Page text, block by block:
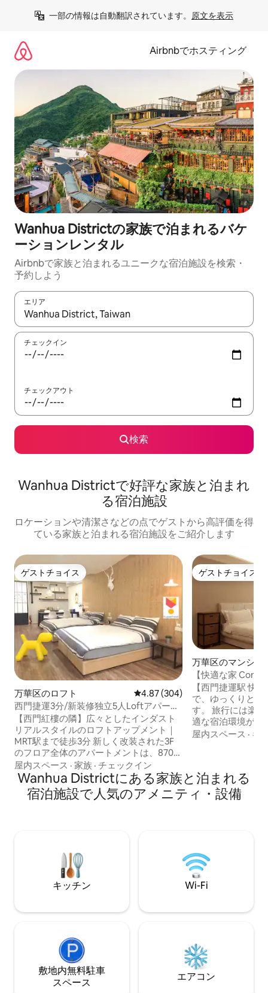
一部の情報は自動翻訳されています。 原文を表示
Airbnbでホスティング
Wanhua Districtの家族で泊まれるバケ
ーションレンタル
Airbnbで家族と泊まれるユニークな宿泊施設を検索・
予約しよう
エリア
検索結果が表示されたら、上下の矢印キーを使って移動するか
チェックイン
チェックアウト
検索
Wanhua Districtで好評な家族と泊まれ
る宿泊施設
ロケーションや清潔さなどの点でゲストから高評価を得
ている家族と泊まれる宿泊施設をご紹介します
ゲストチョイス
ゲストチョイス
万華区のロフト レビュー304件、5つ星中4.87つ
4.87 (304)
西門捷運3分/新装修独立5人Loftアパー
ト/3ベッドスペース超大！
【西門紅樓の隣】広々としたインダスト
リアルスタイルのロフトアップメント｜
MRT駅まで徒歩3分 新しく改装された3F
のフロア全体のアパートメントは、870平
方フィート（約24坪）の広いスペースを
備え、ロフトデザイン（メゾネットでは
ありません）です。 🏠 空間と設備： • 超
大型レイアウト：ダブルベッド2台 + ダブ
を使用しており（ガスなし）、安全で安
心です。 • トップクラスの設備：ウォシ
ュレットトイレ、RO浄水器、電子レン
ジ、エアコン、除湿機。 • エンターテイ
ーネットTV（Disney+、YouTube
際規格のコンセントとUSBポートを提供
し、掛け布団とタオルは定期的に交換し
て新品同様に保ちます。 📍 絶好のロケー
ション： • 地下鉄駅の近く：西門地下鉄
駅まで徒歩わずか3分（250メートル）。
屋内スペース · 家族 · チェックイン
ゲストチョイス
ゲストチョイス
万華区のマンショ
ト
【快適な家
屋 エレベーター
機/WIFI/西門駅か
【西門捷運駅 快
で、ゆっくりとお
す。 旅行には楽
適な宿泊環境が必
降、ソファベッド
追加料金がかかり
でです •追加人数
料金がかかります 【無料のポータブル
いただけます。ホ
をクリックすると
の紹介が表示され
します。 【5歳未満のお子様は無料です。
料金がかかります
中心部に位置して
で、交通の便も良
ご宿泊いただけます。 心を込め
を整えましたの
屋内スペース · キ
Wanhua Districtにある家族と泊まれる
宿泊施設で人気のアメニティ・設備
キッチン Wi-Fi
敷地内無料駐⁠車
ス⁠ペ⁠ー⁠ス
エアコン